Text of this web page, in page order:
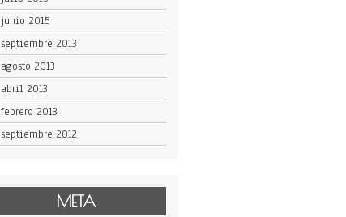
junio 2015
septiembre 2013
agosto 2013
abril 2013
febrero 2013
septiembre 2012
META